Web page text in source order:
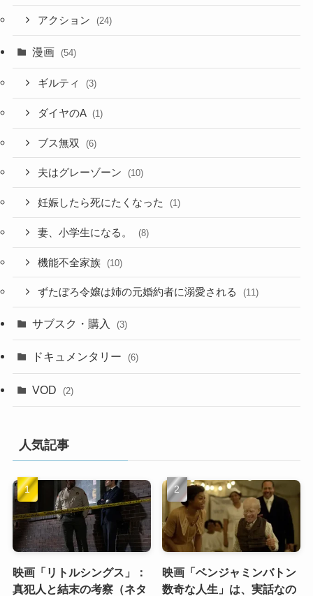
アクション (24)
漫画 (54)
ギルティ (3)
ダイヤのA (1)
ブス無双 (6)
夫はグレーゾーン (10)
妊娠したら死にたくなった (1)
妻、小学生になる。 (8)
機能不全家族 (10)
ずたぼろ令嬢は姉の元婚約者に溺愛される (11)
サブスク・購入 (3)
ドキュメンタリー (6)
VOD (2)
人気記事
映画「リトルシングス」：
真犯人と結末の考察（ネタ
映画「ベンジャミンバトン
数奇な人生」は、実話なの